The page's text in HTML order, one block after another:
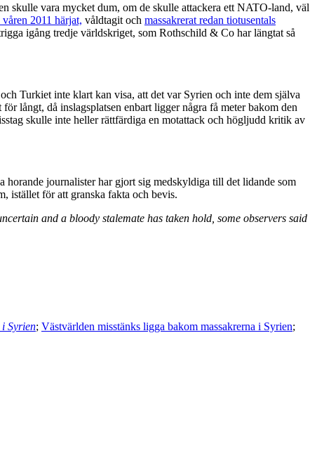
skulle vara mycket dum, om de skulle attackera ett NATO-land, väl
2011 härjat, våldtagit och massakrerat redan tiotusentals
igång tredje världskriget, som Rothschild & Co har längtat så
Turkiet inte klart kan visa, att det var Syrien och inte dem själva
långt, då inslagsplatsen enbart ligger några få meter bakom den
skulle inte heller rättfärdiga en motattack och högljudd kritik av
journalister har gjort sig medskyldiga till det lidande som
istället för att granska fakta och bevis.
and a bloody stalemate has taken hold, some observers said
Syrien; Västvärlden misstänks ligga bakom massakrerna i Syrien;